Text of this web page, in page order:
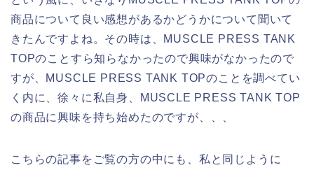
商品について良い感想があるかどうかについて聞いて
きたんですよね。その時は、MUSCLE PRESS TANK
TOPのことすら知らなかったので興味がなかったので
すが、MUSCLE PRESS TANK TOPのことを調べてい
く内に、徐々に私自身、MUSCLE PRESS TANK TOP
の商品に興味を持ち始めたのですが、、、
こちらの記事をご覧の方の中にも、私と同じように